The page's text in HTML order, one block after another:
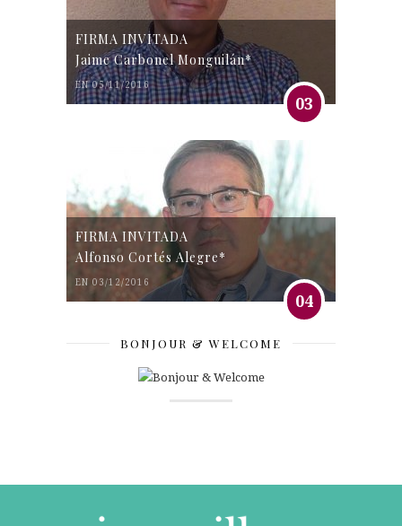
FIRMA INVITADA
Jaime Carbonel Monguilán*
EN 05/11/2016
03
FIRMA INVITADA
Alfonso Cortés Alegre*
EN 03/12/2016
04
BONJOUR & WELCOME